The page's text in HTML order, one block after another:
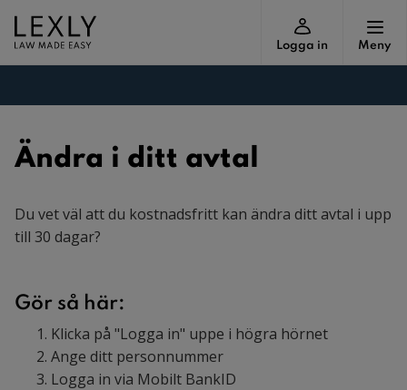
Logga in Meny
Ändra i ditt avtal
Du vet väl att du kostnadsfritt kan ändra ditt avtal i upp
till 30 dagar?
Gör så här:
Klicka på "Logga in" uppe i högra hörnet
Ange ditt personnummer
Logga in via Mobilt BankID